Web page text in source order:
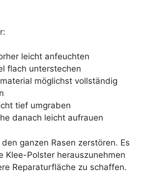
leicht anfeuchten
flach unterstechen
möglichst vollständig
tief umgraben
danach leicht aufrauen
ganzen Rasen zerstören. Es
Klee-Polster herauszunehmen
Reparaturfläche zu schaffen.